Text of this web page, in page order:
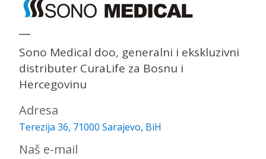
KONTAKT
MOJ PROFIL
Sono Medical doo, generalni i ekskluzivni
distributer CuraLife za Bosnu i
Hercegovinu
Adresa
Terezija 36, 71000 Sarajevo, BiH
Naš e-mail